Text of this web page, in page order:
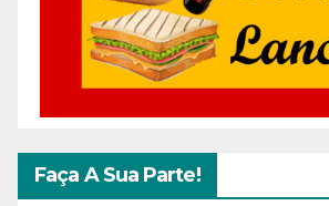
Faça A Sua Parte!